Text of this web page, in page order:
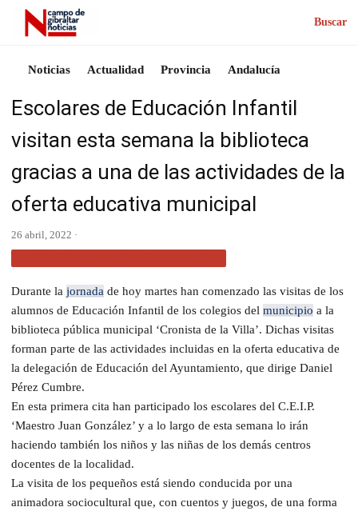
Buscar
Noticias Actualidad Provincia Andalucía
Escolares de Educación Infantil
visitan esta semana la biblioteca
gracias a una de las actividades de la
oferta educativa municipal
26 abril, 2022 ·
Durante la jornada de hoy martes han comenzado las visitas de los
alumnos de Educación Infantil de los colegios del municipio a la
biblioteca pública municipal ‘Cronista de la Villa’. Dichas visitas
forman parte de las actividades incluidas en la oferta educativa de
la delegación de Educación del Ayuntamiento, que dirige Daniel
Pérez Cumbre.
En esta primera cita han participado los escolares del C.E.I.P.
‘Maestro Juan González’ y a lo largo de esta semana lo irán
haciendo también los niños y las niñas de los demás centros
docentes de la localidad.
La visita de los pequeños está siendo conducida por una
animadora sociocultural que, con cuentos y juegos, de una forma